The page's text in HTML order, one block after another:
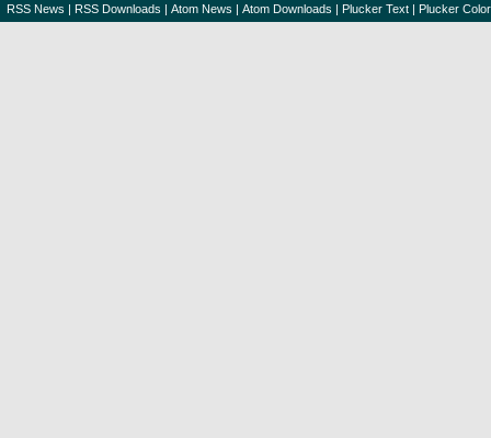
RSS News | RSS Downloads | Atom News | Atom Downloads | Plucker Text | Plucker Color